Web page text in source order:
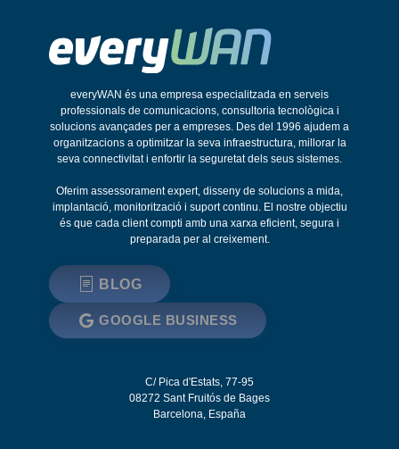
everyWAN és una empresa especialitzada en serveis
professionals de comunicacions, consultoria tecnològica i
solucions avançades per a empreses. Des del 1996 ajudem a
organitzacions a optimitzar la seva infraestructura, millorar la
seva connectivitat i enfortir la seguretat dels seus sistemes.
Oferim assessorament expert, disseny de solucions a mida,
implantació, monitorització i suport continu. El nostre objectiu
és que cada client compti amb una xarxa eficient, segura i
preparada per al creixement.
BLOG
GOOGLE BUSINESS
C/ Pica d'Estats, 77-95
08272 Sant Fruitós de Bages
Barcelona, España